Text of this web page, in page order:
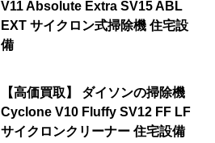
V11 Absolute Extra SV15 ABL
EXT サイクロン式掃除機 住宅設
備
【高価買取】 ダイソンの掃除機
Cyclone V10 Fluffy SV12 FF LF
サイクロンクリーナー 住宅設備